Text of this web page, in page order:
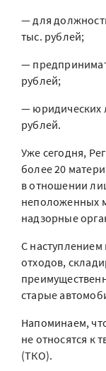
— для
тыс. рублей;
—
рублей;
— юридических
рублей.
Уже сегодня,
более 20
в отношении
неположенных
надзорные
С
отходов,
старые
Напоминаем,
не относятся к
(ТКО).